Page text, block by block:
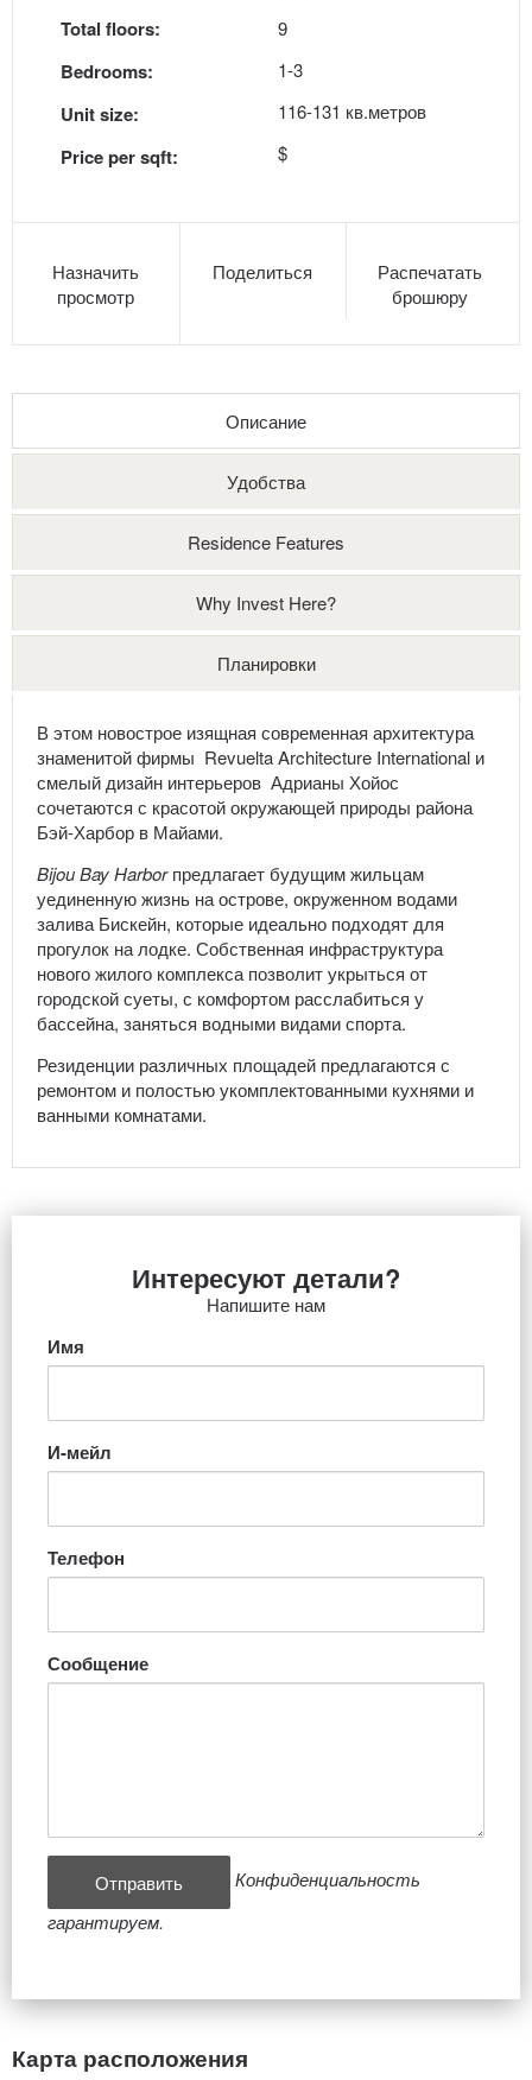
Total floors:
Bedrooms:
Unit size:
Price per sqft:
9
1-3
116-131 кв.метров
$
Назначить
просмотр
Поделиться
Распечатать
брошюру
Описание
Удобства
Residence Features
Why Invest Here?
Планировки
В этом новострое изящная современная архитектура
знаменитой фирмы Revuelta Architecture International и
смелый дизайн интерьеров Адрианы Хойос
сочетаются с красотой окружающей природы района
Бэй-Харбор в Майами.
Bijou Bay Harborпредлагает будущим жильцам
уединенную жизнь на острове, окруженном водами
залива Бискейн, которые идеально подходят для
прогулок на лодке. Собственная инфраструктура
нового жилого комплекса позволит укрыться от
городской суеты, с комфортом расслабиться у
бассейна, заняться водными видами спорта.
Резиденции различных площадей предлагаются с
ремонтом и полостью укомплектованными кухнями и
ванными комнатами.
Интересуют детали?
Напишите нам
Имя
И-мейл
Телефон
Сообщение
Конфиденциальность
гарантируем.
Карта расположения